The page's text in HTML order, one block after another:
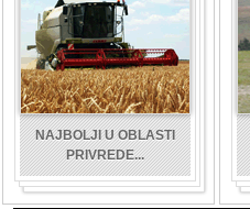
NAJBOLJI U OBLASTI
PRIVREDE...